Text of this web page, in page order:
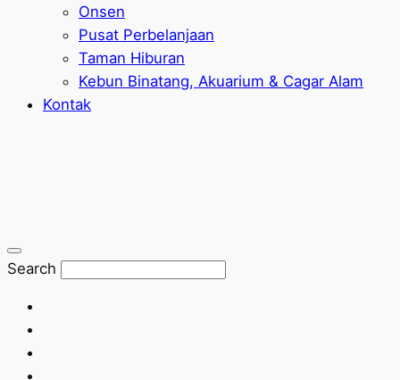
Onsen
Pusat Perbelanjaan
Taman Hiburan
Kebun Binatang, Akuarium & Cagar Alam
Kontak
Search